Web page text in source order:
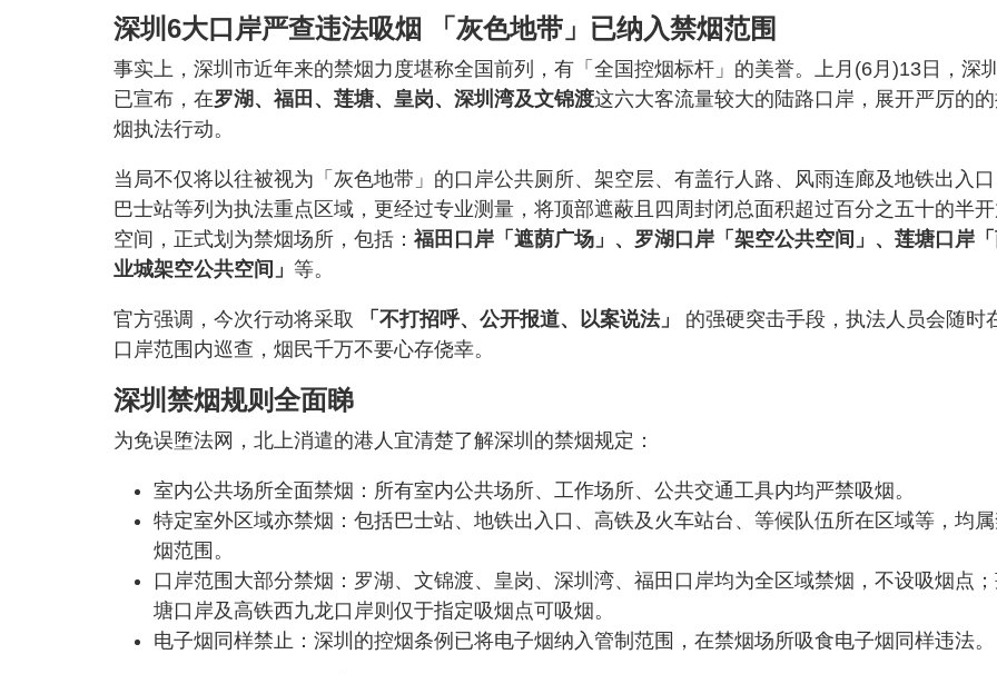
深圳6大口岸严查违法吸烟 「灰色地带」已纳入禁烟范围
事实上，深圳市近年来的禁烟力度堪称全国前列，有「全国控烟标杆」的美誉。上月(6月)13日，深
已宣布，在罗湖、福田、莲塘、皇岗、深圳湾及文锦渡这六大客流量较大的陆路口岸，展开严厉的
烟执法行动。
当局不仅将以往被视为「灰色地带」的口岸公共厕所、架空层、有盖行人路、风雨连廊及地铁出入
巴士站等列为执法重点区域，更经过专业测量，将顶部遮蔽且四周封闭总面积超过百分之五十的半
空间，正式划为禁烟场所，包括： 福田口岸「遮荫广场」、罗湖口岸「架空公共空间」、莲塘口岸
业城架空公共空间」 等。
官方强调，今次行动将采取 「不打招呼、公开报道、以案说法」
的强硬突击手段，执法人员会随时
口岸范围内巡查，烟民千万不要心存侥幸。
深圳禁烟规则全面睇
为免误堕法网，北上消遣的港人宜清楚了解深圳的禁烟规定：
室内公共场所全面禁烟：所有室内公共场所、工作场所、公共交通工具内均严禁吸烟。
特定室外区域亦禁烟：包括巴士站、地铁出入口、高铁及火车站台、等候队伍所在区域等，均
烟范围。
口岸范围大部分禁烟：罗湖、文锦渡、皇岗、深圳湾、福田口岸均为全区域禁烟，不设吸烟点
塘口岸及高铁西九龙口岸则仅于指定吸烟点可吸烟。
电子烟同样禁止：深圳的控烟条例已将电子烟纳入管制范围，在禁烟场所吸食电子烟同样违法。